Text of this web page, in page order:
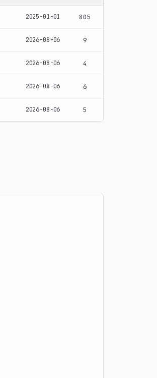
2025-01-01 805
2026-08-06 9
2026-08-06 4
2026-08-06 6
2026-08-06 5